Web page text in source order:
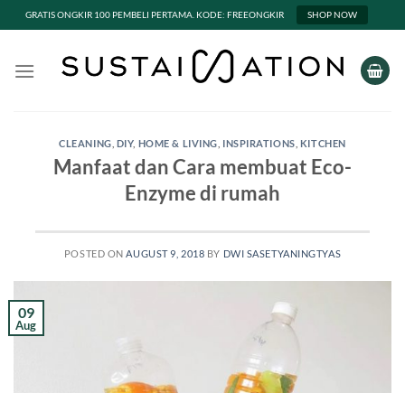
GRATIS ONGKIR 100 PEMBELI PERTAMA. KODE: FREEONGKIR SHOP NOW
CLEANING DIY, HOME & LIVING INSPIRATIONS KITCHEN
Manfaat dan Cara membuat Eco-
Enzyme di rumah
POSTED ONAUGUST 9, 2018 BY DWI SASETYANINGTYAS
09
Aug